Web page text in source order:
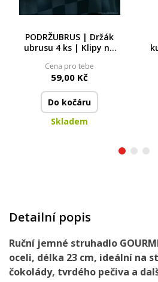
PODRŽUBRUS | Držák
ubrusu 4 ks | Klipy na
tloušťky 3 cm
Cena pro tebe
59,00 Kč
Do kočáru
Skladem
Detailní popis
Ruční jemné struhadlo
oceli, délka 23 cm, ideální na
čokolády, tvrdého pečiva a